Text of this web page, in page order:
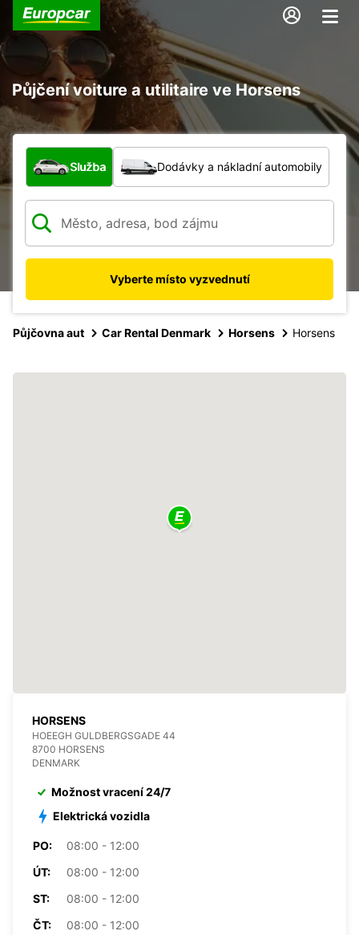
Půjčení voiture a utilitaire ve Horsens
Jaký typ vozidla?
Služba Dodávky a nákladní automobily
Vyberte místo vyzvednutí
Půjčovna aut Car Rental Denmark Horsens Horsens
HORSENS
HOEEGH GULDBERGSGADE 44
8700 HORSENS
DENMARK
Možnost vracení 24/7
Elektrická vozidla
PO:
08:00 - 12:00
ÚT:
08:00 - 12:00
ST:
08:00 - 12:00
ČT:
08:00 - 12:00